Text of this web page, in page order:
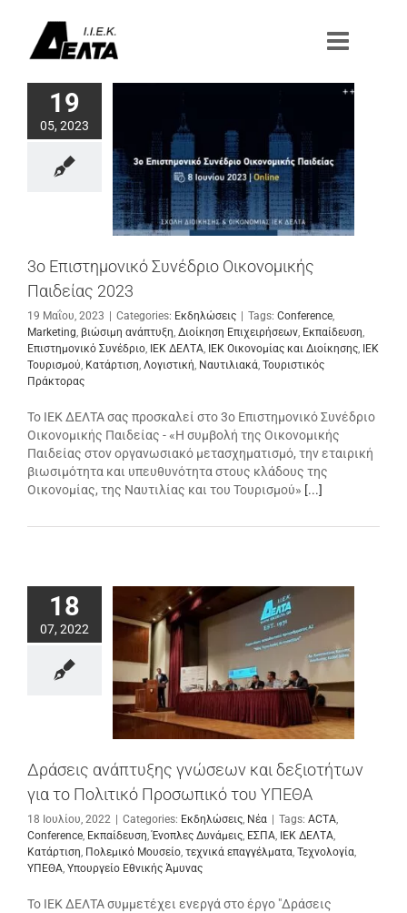
περιεχόμενο
19
05, 2023
3ο Επιστημονικό Συνέδριο Οικονομικής
Παιδείας 2023
19 Μαΐου, 2023 | Categories: Εκδηλώσεις | Tags: Conference
Marketing βιώσιμη ανάπτυξη Διοίκηση Επιχειρήσεων Εκπαίδευση
Επιστημονικό Συνέδριο ΙΕΚ ΔΕΛΤΑ ΙΕΚ Οικονομίας και Διοίκησης ΙΕΚ
Τουρισμού Κατάρτιση Λογιστική Ναυτιλιακά Τουριστικός
Πράκτορας
Το ΙΕΚ ΔΕΛΤΑ σας προσκαλεί στο 3ο Επιστημονικό Συνέδριο
Οικονομικής Παιδείας - «Η συμβολή της Οικονομικής
Παιδείας στον οργανωσιακό μετασχηματισμό, την εταιρική
βιωσιμότητα και υπευθυνότητα στους κλάδους της
Οικονομίας, της Ναυτιλίας και του Τουρισμού» [...]
18
07, 2022
Δράσεις ανάπτυξης γνώσεων και δεξιοτήτων
για το Πολιτικό Προσωπικό του ΥΠΕΘΑ
18 Ιουλίου, 2022 | Categories: Εκδηλώσεις Νέα | Tags: ACTA
Conference Εκπαίδευση ,Ένοπλες Δυνάμεις ΕΣΠΑ ΙΕΚ ΔΕΛΤΑ
Κατάρτιση Πολεμικό Μουσείο τεχνικά επαγγέλματα Τεχνολογία
ΥΠΕΘΑ Υπουργείο Εθνικής Άμυνας
Το ΙΕΚ ΔΕΛΤΑ συμμετέχει ενεργά στο έργο "Δράσεις